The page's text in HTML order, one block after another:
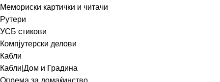
Мемориски картички и читачи
Рутери
УСБ стикови
Компјутерски делови
Кабли
Кабли|Дом и Градина